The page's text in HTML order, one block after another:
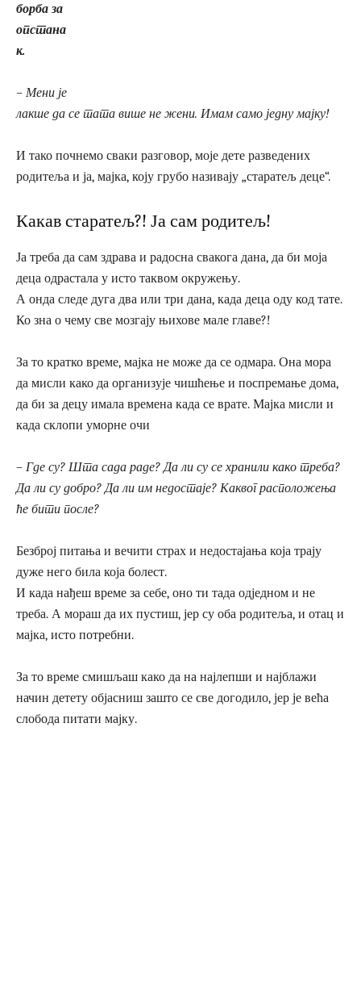
борба за
опстана
к.
– Мени је
лакше да се тата више не жени. Имам само једну мајку!
И тако почнемо сваки разговор, моје дете разведених
родитеља и ја, мајка, коју грубо називају „старатељ деце“.
Какав старатељ?! Ја сам родитељ!
Ја треба да сам здрава и радосна свакога дана, да би моја
деца одрастала у исто таквом окружењу.
А онда следе дуга два или три дана, када деца оду код тате.
Ко зна о чему све мозгају њихове мале главе?!
За то кратко време, мајка не може да се одмара. Она мора
да мисли како да организује чишћење и поспремање дома,
да би за децу имала времена када се врате. Мајка мисли и
када склопи уморне очи
– Где су? Шта сада раде? Да ли су се хранили како треба?
Да ли су добро? Да ли им недостаје? Каквог расположења
ће бити после?
Безброј питања и вечити страх и недостајања која трају
дуже него била која болест.
И када нађеш време за себе, оно ти тада одједном и не
треба. А мораш да их пустиш, јер су оба родитеља, и отац и
мајка, исто потребни.
За то време смишљаш како да на најлепши и најблажи
начин детету објасниш зашто се све догодило, јер је већа
слобода питати мајку.